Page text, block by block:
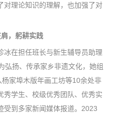
对理论知识的理解，也加强了对
，躬耕实践
冰在担任班长与新生辅导员助理
弘扬、传承家乡非遗文化，她组
杨家埠木版年画工坊等10余处非
秀学生、校级优秀团队、优秀实
受到多家新闻媒体报道。2023